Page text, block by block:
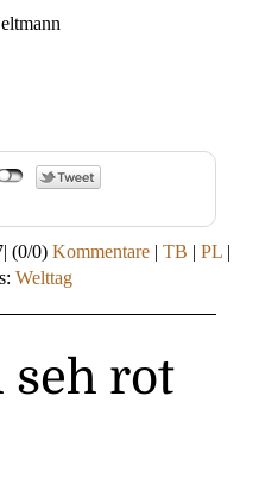
| (0/0) Kommentare | TB | PL |
Welttag
seh rot